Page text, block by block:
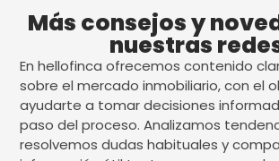
Más consejos y
nuestras
En hellofinca ofrecemos contenido
sobre el mercado inmobiliario, con el
ayudarte a tomar decisiones
paso del proceso. Analizamos
resolvemos dudas habituales y